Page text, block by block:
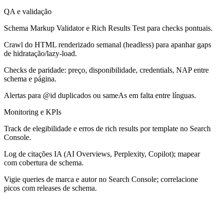
QA e validação
Schema Markup Validator e Rich Results Test para checks pontuais.
Crawl do HTML renderizado semanal (headless) para apanhar gaps
de hidratação/lazy-load.
Checks de paridade: preço, disponibilidade, credentials, NAP entre
schema e página.
Alertas para @id duplicados ou sameAs em falta entre línguas.
Monitoring e KPIs
Track de elegibilidade e erros de rich results por template no Search
Console.
Log de citações IA (AI Overviews, Perplexity, Copilot); mapear
com cobertura de schema.
Vigie queries de marca e autor no Search Console; correlacione
picos com releases de schema.